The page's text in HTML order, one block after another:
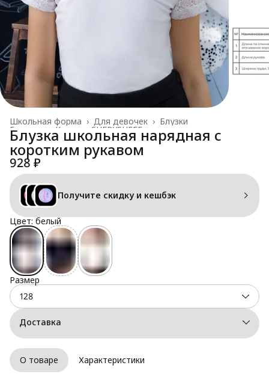
Блузки
Для девочек ›
Школьная форма ›
Каталог SHERYSHEFF
Главная
Блузка школьная нарядная с
коротким рукавом
928 ₽
Получите скидку и кешбэк
Цвет: белый
Размер
128
Доставка
О товаре Характеристики